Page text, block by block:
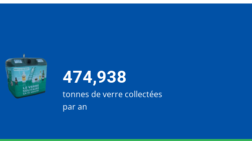
474,938
tonnes de verre collectées
par an